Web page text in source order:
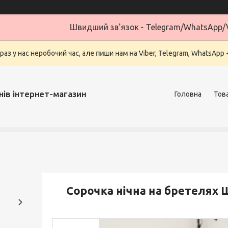
Швидший зв'язок - Telegram/WhatsApp/
у нас неробочий час, але пиши нам на Viber, Telegram,
інтернет-магазин Головна
Сорочка нічна на